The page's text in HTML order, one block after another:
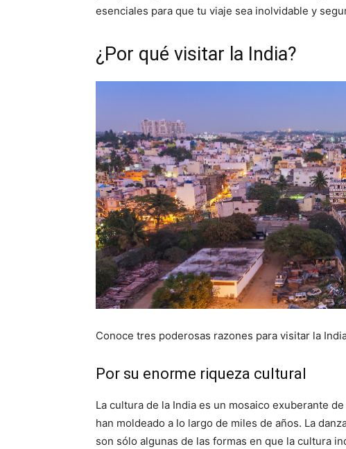
esenciales para que tu viaje sea inolvidable y
¿Por qué visitar la India?
Conoce tres poderosas razones para visitar la
Por su enorme riqueza cultural
La cultura de la India es un mosaico exuberante
han moldeado a lo largo de miles de años. La
son sólo algunas de las formas en que la cultura